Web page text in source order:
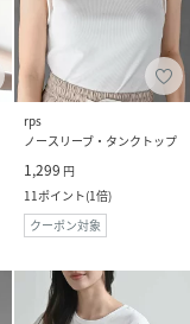
rps
ノースリーブ・タンクトップ
1,299 円
11ポイント(1倍)
クーポン対象